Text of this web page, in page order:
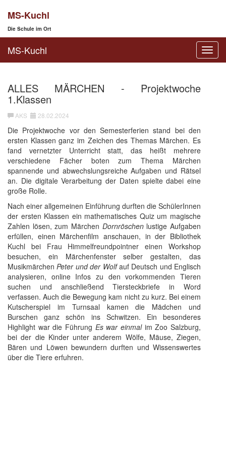
MS-Kuchl
Die Schule im Ort
MS-Kuchl
ALLES MÄRCHEN - Projektwoche
1.Klassen
AKS 28.02.2024
Die Projektwoche vor den Semesterferien stand bei den
ersten Klassen ganz im Zeichen des Themas Märchen. Es
fand vernetzter Unterricht statt, das heißt mehrere
verschiedene Fächer boten zum Thema Märchen
spannende und abwechslungsreiche Aufgaben und Rätsel
an. Die digitale Verarbeitung der Daten spielte dabei eine
große Rolle.
Nach einer allgemeinen Einführung durften die SchülerInnen
der ersten Klassen ein mathematisches Quiz um magische
Zahlen lösen, zum Märchen Dornröschenlustige Aufgaben
erfüllen, einen Märchenfilm anschauen, in der Bibliothek
Kuchl bei Frau Himmelfreundpointner einen Workshop
besuchen, ein Märchenfenster selber gestalten, das
MusikmärchenPeter und der Wolfauf Deutsch und Englisch
analysieren, online Infos zu den vorkommenden Tieren
suchen und anschließend Tiersteckbriefe in Word
verfassen. Auch die Bewegung kam nicht zu kurz. Bei einem
Kutscherspiel im Turnsaal kamen die Mädchen und
Burschen ganz schön ins Schwitzen. Ein besonderes
Highlight war die Führung Es war einmal im Zoo Salzburg,
bei der die Kinder unter anderem Wölfe, Mäuse, Ziegen,
Bären und Löwen bewundern durften und Wissenswertes
über die Tiere erfuhren.